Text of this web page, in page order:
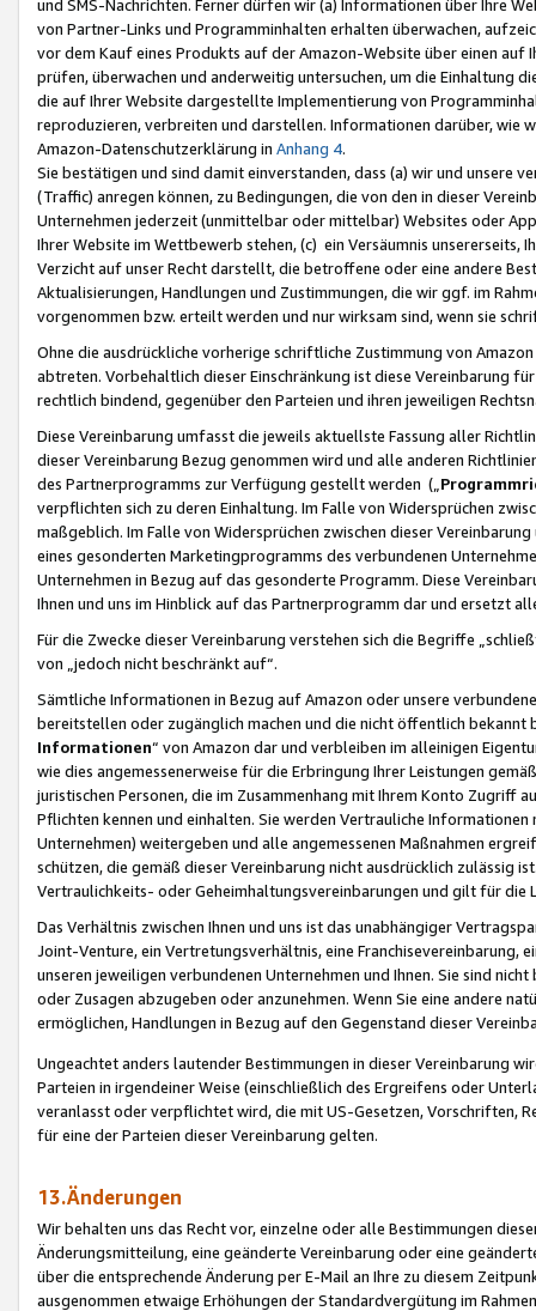
und SMS-Nachrichten. Ferner dürfen wir (a) Informationen über Ihre
von Partner-Links und Programminhalten erhalten überwachen,
vor dem Kauf eines Produkts auf der Amazon-Website über einen
prüfen, überwachen und anderweitig untersuchen, um die Einhaltung
die auf Ihrer Website dargestellte Implementierung von
reproduzieren, verbreiten und darstellen. Informationen darüber, wie
Amazon-Datenschutzerklärung in Anhang 4.
Sie bestätigen und sind damit einverstanden, dass (a) wir und
(Traffic) anregen können, zu Bedingungen, die von den in dieser
Unternehmen jederzeit (unmittelbar oder mittelbar) Websites oder
Ihrer Website im Wettbewerb stehen, (c) ein Versäumnis unsererseits,
Verzicht auf unser Recht darstellt, die betroffene oder eine andere
Aktualisierungen, Handlungen und Zustimmungen, die wir ggf. im
vorgenommen bzw. erteilt werden und nur wirksam sind, wenn sie
Ohne die ausdrückliche vorherige schriftliche Zustimmung von
abtreten. Vorbehaltlich dieser Einschränkung ist diese Vereinbarung
rechtlich bindend, gegenüber den Parteien und ihren jeweiligen
Diese Vereinbarung umfasst die jeweils aktuellste Fassung aller
dieser Vereinbarung Bezug genommen wird und alle anderen
des Partnerprogramms zur Verfügung gestellt werden („
verpflichten sich zu deren Einhaltung. Im Falle von Widersprüchen
maßgeblich. Im Falle von Widersprüchen zwischen dieser
eines gesonderten Marketingprogramms des verbundenen
Unternehmen in Bezug auf das gesonderte Programm. Diese
Ihnen und uns im Hinblick auf das Partnerprogramm dar und ersetzt
Für die Zwecke dieser Vereinbarung verstehen sich die Begriffe
von „jedoch nicht beschränkt auf“.
Sämtliche Informationen in Bezug auf Amazon oder unsere
bereitstellen oder zugänglich machen und die nicht öffentlich
Informationen“ von Amazon dar und verbleiben im alleinigen
wie dies angemessenerweise für die Erbringung Ihrer Leistungen
juristischen Personen, die im Zusammenhang mit Ihrem Konto
Pflichten kennen und einhalten. Sie werden Vertrauliche
Unternehmen) weitergeben und alle angemessenen Maßnahmen
schützen, die gemäß dieser Vereinbarung nicht ausdrücklich zulässig
Vertraulichkeits- oder Geheimhaltungsvereinbarungen und gilt für die
Das Verhältnis zwischen Ihnen und uns ist das unabhängiger
Joint-Venture, ein Vertretungsverhältnis, eine Franchisevereinbarung,
unseren jeweiligen verbundenen Unternehmen und Ihnen. Sie sind
oder Zusagen abzugeben oder anzunehmen. Wenn Sie eine andere
ermöglichen, Handlungen in Bezug auf den Gegenstand dieser
Ungeachtet anders lautender Bestimmungen in dieser Vereinbarung
Parteien in irgendeiner Weise (einschließlich des Ergreifens oder
veranlasst oder verpflichtet wird, die mit US-Gesetzen, Vorschriften,
für eine der Parteien dieser Vereinbarung gelten.
13.Änderungen
Wir behalten uns das Recht vor, einzelne oder alle Bestimmungen
Änderungsmitteilung, eine geänderte Vereinbarung oder eine
über die entsprechende Änderung per E-Mail an Ihre zu diesem
ausgenommen etwaige Erhöhungen der Standardvergütung im